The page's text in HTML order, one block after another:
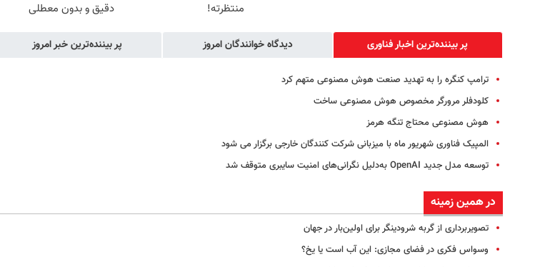
منتظرته!
دقیق و بدون معطلی
پر بیننده‌ترین اخبار فناوری‌ دیدگاه خوانندگان امروز پر بیننده‌ترین خبر امروز
ترامپ کنگره را به تهدید صنعت هوش مصنوعی متهم کرد
کلودفلر مرورگر مخصوص هوش مصنوعی ساخت
هوش مصنوعی محتاج تنگه هرمز
المپیک فناوری شهریور ماه با میزبانی شرکت کنندگان خارجی برگزار می شود
توسعه مدل جدید OpenAI به‌دلیل نگرانی‌های امنیت سایبری متوقف شد
در همین زمینه
تصویربرداری از گربه شرودینگر برای اولین‌بار در جهان
وسواس فکری در فضای مجازی: این آب است یا یخ؟